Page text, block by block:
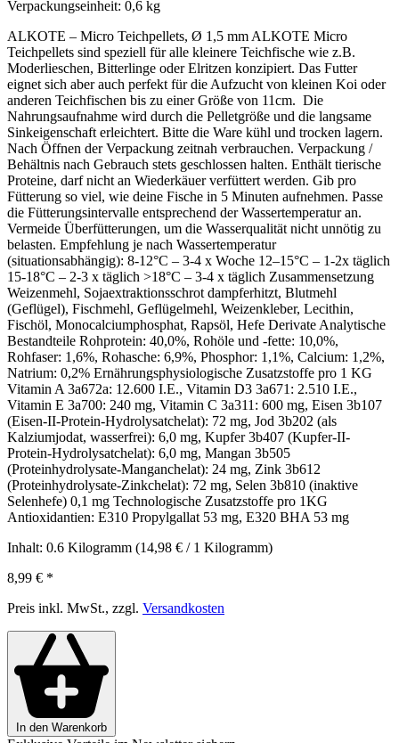
Verpackungseinheit: 0,6 kg
ALKOTE – Micro Teichpellets, Ø 1,5 mm ALKOTE Micro
Teichpellets sind speziell für alle kleinere Teichfische wie z.B.
Moderlieschen, Bitterlinge oder Elritzen konzipiert. Das Futter
eignet sich aber auch perfekt für die Aufzucht von kleinen Koi oder
anderen Teichfischen bis zu einer Größe von 11cm. Die
Nahrungsaufnahme wird durch die Pelletgröße und die langsame
Sinkeigenschaft erleichtert. Bitte die Ware kühl und trocken lagern.
Nach Öffnen der Verpackung zeitnah verbrauchen. Verpackung /
Behältnis nach Gebrauch stets geschlossen halten. Enthält tierische
Proteine, darf nicht an Wiederkäuer verfüttert werden. Gib pro
Fütterung so viel, wie deine Fische in 5 Minuten aufnehmen. Passe
die Fütterungsintervalle entsprechend der Wassertemperatur an.
Vermeide Überfütterungen, um die Wasserqualität nicht unnötig zu
belasten. Empfehlung je nach Wassertemperatur
(situationsabhängig): 8-12°C – 3-4 x Woche 12–15°C – 1-2x täglich
15-18°C – 2-3 x täglich >18°C – 3-4 x täglich Zusammensetzung
Weizenmehl, Sojaextraktionsschrot dampferhitzt, Blutmehl
(Geflügel), Fischmehl, Geflügelmehl, Weizenkleber, Lecithin,
Fischöl, Monocalciumphosphat, Rapsöl, Hefe Derivate Analytische
Bestandteile Rohprotein: 40,0%, Rohöle und -fette: 10,0%,
Rohfaser: 1,6%, Rohasche: 6,9%, Phosphor: 1,1%, Calcium: 1,2%,
Natrium: 0,2% Ernährungsphysiologische Zusatzstoffe pro 1 KG
Vitamin A 3a672a: 12.600 I.E., Vitamin D3 3a671: 2.510 I.E.,
Vitamin E 3a700: 240 mg, Vitamin C 3a311: 600 mg, Eisen 3b107
(Eisen-II-Protein-Hydrolysatchelat): 72 mg, Jod 3b202 (als
Kalziumjodat, wasserfrei): 6,0 mg, Kupfer 3b407 (Kupfer-II-
Protein-Hydrolysatchelat): 6,0 mg, Mangan 3b505
(Proteinhydrolysate-Manganchelat): 24 mg, Zink 3b612
(Proteinhydrolysate-Zinkchelat): 72 mg, Selen 3b810 (inaktive
Selenhefe) 0,1 mg Technologische Zusatzstoffe pro 1KG
Antioxidantien: E310 Propylgallat 53 mg, E320 BHA 53 mg
Inhalt: 0.6 Kilogramm (14,98 € / 1 Kilogramm)
8,99 € *
Preis inkl. MwSt., zzgl. Versandkosten
In den Warenkorb